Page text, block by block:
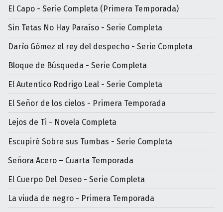
El Capo - Serie Completa (Primera Temporada)
Sin Tetas No Hay Paraíso - Serie Completa
Darìo Gómez el rey del despecho - Serie Completa
Bloque de Búsqueda - Serie Completa
El Autentico Rodrigo Leal - Serie Completa
El Señor de los cielos - Primera Temporada
Lejos de Ti - Novela Completa
Escupiré Sobre sus Tumbas - Serie Completa
Señora Acero – Cuarta Temporada
El Cuerpo Del Deseo - Serie Completa
La viuda de negro - Primera Temporada